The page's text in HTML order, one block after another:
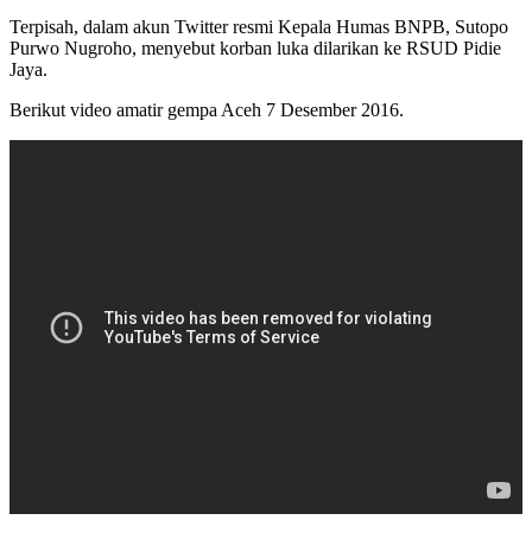
Terpisah, dalam akun Twitter resmi Kepala Humas BNPB, Sutopo
Purwo Nugroho, menyebut korban luka dilarikan ke RSUD Pidie
Jaya.
Berikut video amatir gempa Aceh 7 Desember 2016.